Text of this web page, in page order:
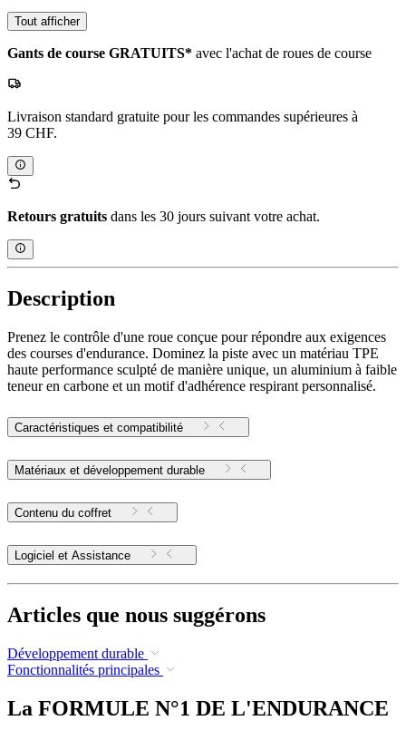
Tout afficher
Gants de course GRATUITS* avec l'achat de roues de course
Livraison standard gratuite pour les commandes supérieures à
39 CHF.
Retours gratuits dans les 30 jours suivant votre achat.
Description
Prenez le contrôle d'une roue conçue pour répondre aux exigences
des courses d'endurance. Dominez la piste avec un matériau TPE
haute performance sculpté de manière unique, un aluminium à faible
teneur en carbone et un motif d'adhérence respirant personnalisé.
Caractéristiques et compatibilité
Matériaux et développement durable
Contenu du coffret
Logiciel et Assistance
Articles que nous suggérons
Développement durable
Fonctionnalités principales
La FORMULE N°1 DE L'ENDURANCE